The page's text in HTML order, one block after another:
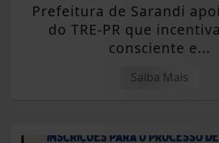
Prefeitura de Sarandi
do TRE-PR que
consciente e...
Saiba Mais